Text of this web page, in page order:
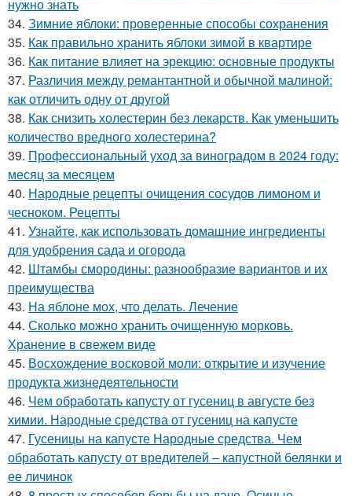
нужно знать
34. Зимние яблоки: проверенные способы сохранения
35. Как правильно хранить яблоки зимой в квартире
36. Как питание влияет на эрекцию: основные продукты
37. Различия между ремантантной и обычной малиной:
как отличить одну от другой
38. Как снизить холестерин без лекарств. Как уменьшить
количество вредного холестерина?
39. Профессиональный уход за виноградом в 2024 году:
месяц за месяцем
40. Народные рецепты очищения сосудов лимоном и
чесноком. Рецепты
41. Узнайте, как использовать домашние ингредиенты
для удобрения сада и огорода
42. Штамбы смородины: разнообразие вариантов и их
преимущества
43. На яблоне мох, что делать. Лечение
44. Сколько можно хранить очищенную морковь.
Хранение в свежем виде
45. Восхождение восковой моли: открытие и изучение
продукта жизнедеятельности
46. Чем обработать капусту от гусениц в августе без
химии. Народные средства от гусениц на капусте
47. Гусеницы на капусте Народные средства. Чем
обработать капусту от вредителей – капустной белянки и
ее личинок